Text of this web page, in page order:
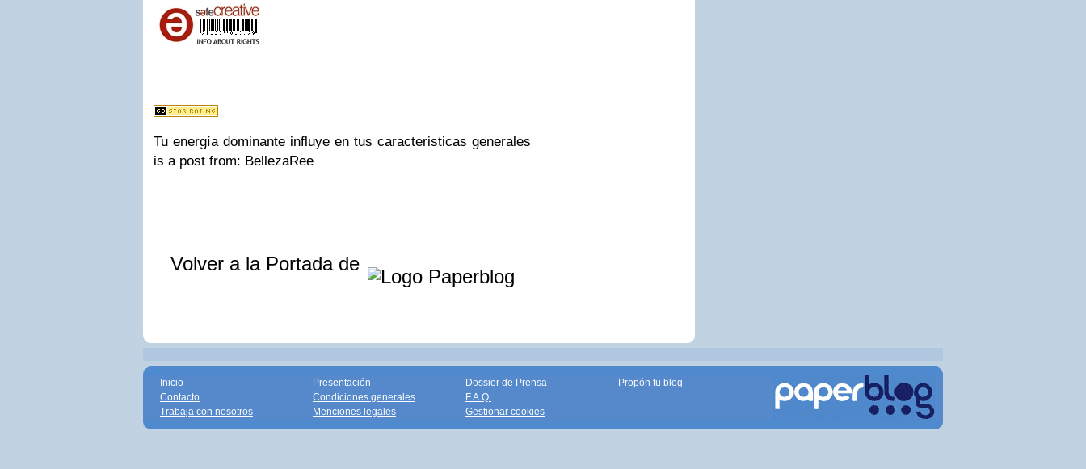
Tu energía dominante influye en tus caracteristicas generales
is a post from: BellezaRee
Volver a la Portada de
Inicio
Contacto
Trabaja con nosotros
Presentación
Condiciones generales
Menciones legales
Dossier de Prensa
F.A.Q.
Gestionar cookies
Propón tu blog